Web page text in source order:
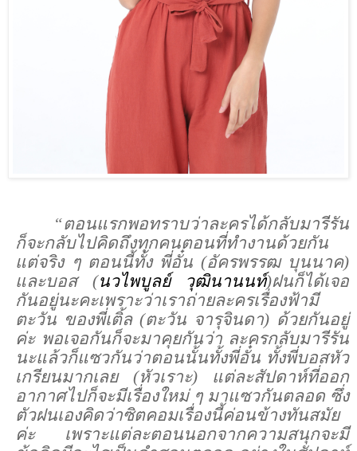
“ตอนแรกพอทราบว่าละครได้กลับมารีรัน
ก็จะกลับไปคิดถึงทุกคนตอนที่ทำงานด้วยกัน
แต่จริง ๆ ตอนนี้ทั้ง พี่อั๋น (อัครพรรฒ บุนนาค)
และบอส (นวไพบูลย์ วุฒินานนท์)ฝนก็ได้เจอ
กันอยู่นะคะเพราะว่าเราถ่ายละครเรื่องฟ้ามี
ตะวัน ของพี่เติ้ล (ตะวัน จารุจินดา) ด้วยกันอยู่
ค่ะ พอเจอกันก็จะมาคุยกันว่า ละครกลับมารีรัน
นะแล้วก็แซวกันว่าตอนนั้นทั้งพี่อั๋น ทั้งพี่บอสหัว
เกรียนมากเลย (หัวเราะ) แต่ละสัปดาห์ที่ออก
อากาศไปก็จะมีเรื่องใหม่ ๆ มาแซวกันตลอด ซึ่ง
ตัวฝนเองคิดว่าซิตคอมเรื่องนี้ค่อนข้างทันสมัย
ค่ะ เพราะแต่ละตอนนอกจากความสนุกจะมี